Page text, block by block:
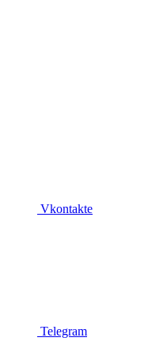
Vkontakte
Telegram